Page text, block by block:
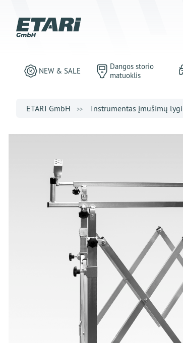
NEW & SALE
Dangos storio
matuoklis
ETARI GmbH Instrumentas įmušimų